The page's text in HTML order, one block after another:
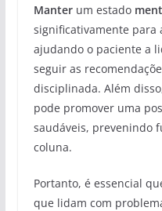
Manterum estado
significativamente para
ajudando o paciente a
seguir as
disciplinada. Além
pode promover uma
saudáveis, prevenindo
coluna.
Portanto, é essencial
que lidam com